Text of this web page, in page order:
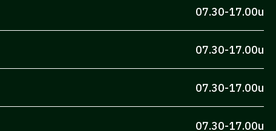
07.30-17.00u
07.30-17.00u
07.30-17.00u
07.30-17.00u